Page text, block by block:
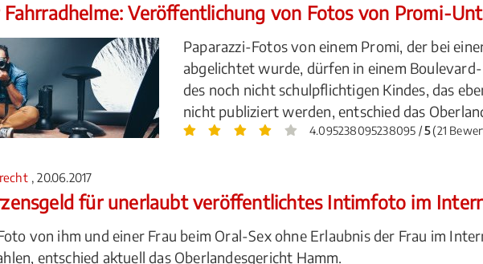
Veröffentlichung von Fotos von Promi-
Paparazzi-Fotos von einem Promi, der bei
abgelichtet wurde, dürfen in einem
des noch nicht schulpflichtigen Kindes, das
nicht publiziert werden, entschied das
4.095238095238095 /5(21
, 20.06.2017
für unerlaubt veröffentlichtes Intimfoto im
von ihm und einer Frau beim Oral-Sex ohne Erlaubnis der Frau im
entschied aktuell das Oberlandesgericht Hamm.